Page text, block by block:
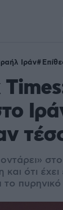
Ιράν
και ότι
το